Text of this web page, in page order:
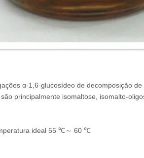
α-1,6-glucosídeo de decomposição
principalmente isomaltose, isomalto-
ideal 55 ℃～ 60 ℃